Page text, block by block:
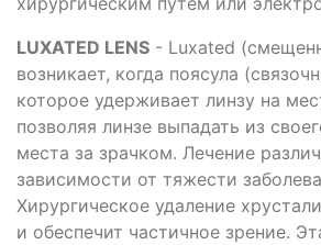
LUXATED LENS - Luxated
возникает, когда поясула
которое удерживает линзу на
позволяя линзе выпадать из
места за зрачком. Лечение
зависимости от тяжести
Хирургическое удаление
и обеспечит частичное зрение.